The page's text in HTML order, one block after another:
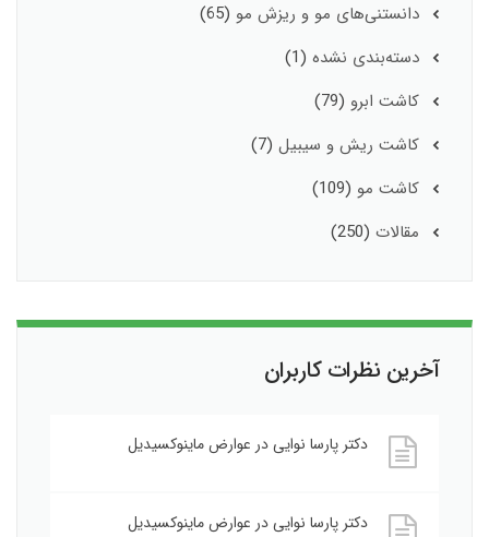
دانستنی‌های مو و ریزش مو (65)
دسته‌بندی نشده (1)
کاشت ابرو (79)
کاشت ریش و سیبیل (7)
کاشت مو (109)
مقالات (250)
آخرین نظرات کاربران
دکتر پارسا نواییدر عوارض ماینوکسیدیل
دکتر پارسا نواییدر عوارض ماینوکسیدیل